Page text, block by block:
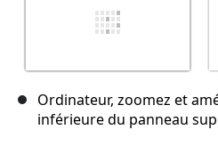
Ordinateur, zoomez et
inférieure du panneau